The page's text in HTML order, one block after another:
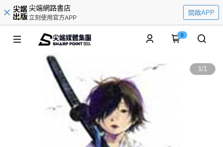
尖端網路書店
立刻使用官方APP
開啟APP
0
1/1